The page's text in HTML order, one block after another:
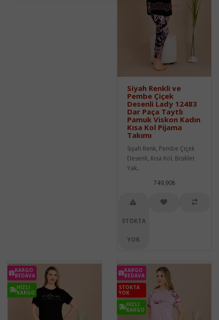
Siyah Renkli ve
Pembe Çiçek
Desenli Lady 12483
Dar Paça Taytlı
Pamuk Viskon Kadın
Kısa Kol Pijama
Takımı
Siyah Renk, Pembe Çiçek
Desenli, Kısa Kol, Bisiklet
Yak..
749,90₺
STOKTA
YOK
KARGO
BEDAVA
HIZLI
KARGO
KARGO
BEDAVA
STOKTA
YOK
HIZLI
KARGO